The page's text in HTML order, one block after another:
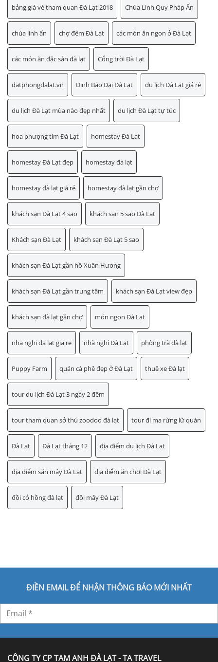
bảng giá vé tham quan Đà Lạt 2018 Chùa Linh Quy Pháp Ấn
chùa linh ẩn chợ đêm Đà Lạt các món ăn ngon ở Đà Lạt
các món ăn đặc sản đà lạt Cổng trời Đà Lạt
datphongdalat.vn Dinh Bảo Đại Đà Lạt du lịch Đà Lạt giá rẻ
du lịch Đà Lạt mùa nào đẹp nhất du lịch Đà Lạt tự túc
hoa phượng tím Đà Lạt homestay Đà Lạt
homestay Đà Lạt đẹp homestay đà lạt
homestay đà lạt giá rẻ homestay đà lạt gần chợ
khách sạn Đà Lạt 4 sao khách sạn 5 sao Đà Lạt
Khách sạn Đà Lạt khách sạn Đà Lạt 5 sao
khách sạn Đà Lạt gần hồ Xuân Hương
khách sạn Đà Lạt gần trung tâm khách sạn Đà Lạt view đẹp
khách sạn đà lạt gần chợ món ngon Đà Lạt
nha nghi da lat gia re nhà nghỉ Đà Lạt phòng trà đà lạt
Puppy Farm quán cà phê đẹp ở Đà Lạt thuê xe Đà lạt
tour du lịch Đà Lạt 3 ngày 2 đêm
tour tham quan sở thú zoodoo đà lạt tour đi ma rừng lữ quán
Đà Lạt Đà Lạt tháng 12 địa điểm du lịch Đà Lạt
địa điểm săn mây Đà Lạt địa điểm ăn chơi Đà Lạt
đồi cỏ hồng đà lạt đồi mây Đà Lạt
ĐIỀN EMAIL ĐỂ NHẬN THÔNG BÁO MỚI NHẤT
CÔNG TY CP TAM ANH ĐÀ LẠT - TA TRAVEL